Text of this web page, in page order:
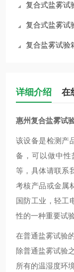
复合式盐雾试验箱发
复合式盐雾试
复合盐雾试验箱之
详细介绍 在
惠州复合盐雾试
该设备是检测产
备，可以做中性
等，具体请联系
考核产品或金属
国防工业，轻工
性的一种重要试
在普通盐雾试验
除普通盐雾试验
所有的温湿度环